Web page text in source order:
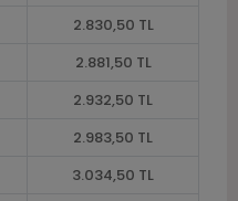
2.830,50 TL
2.881,50 TL
2.932,50 TL
2.983,50 TL
3.034,50 TL